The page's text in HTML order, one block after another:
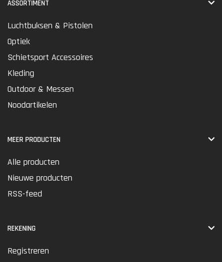
ASSORTIMENT
Luchtbuksen & Pistolen
Optiek
Schietsport Accessoires
Kleding
Outdoor & Messen
Noodartikelen
MEER PRODUCTEN
Alle producten
Nieuwe producten
RSS-feed
REKENING
Registreren